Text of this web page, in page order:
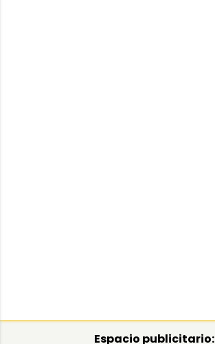
Espacio publicitario: